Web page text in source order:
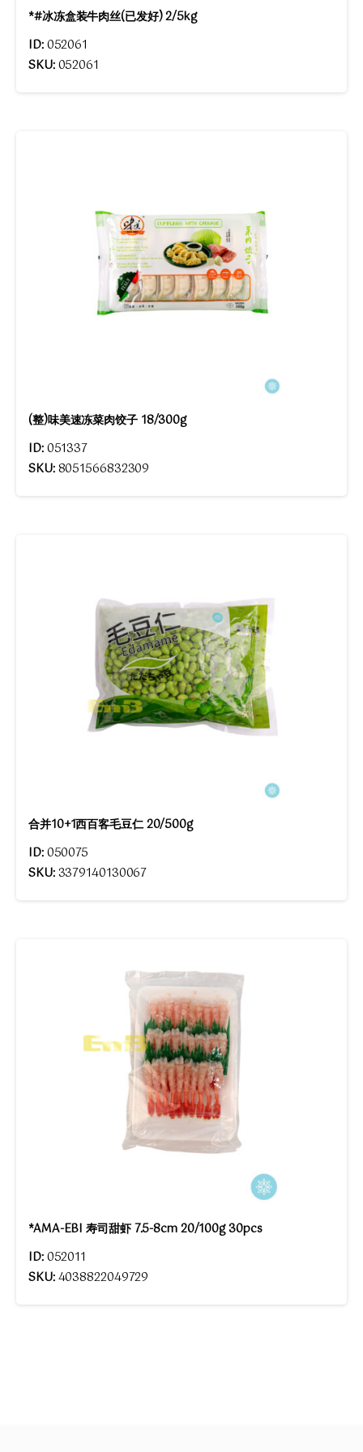
*#冰冻盒装牛肉丝(已发好) 2/5kg
ID:052061
SKU:052061
(整)味美速冻菜肉饺子 18/300g
ID:051337
SKU:8051566832309
合并10+1西百客毛豆仁 20/500g
ID:050075
SKU:3379140130067
*AMA-EBI 寿司甜虾 7.5-8cm 20/100g 30pcs
ID:052011
SKU:4038822049729